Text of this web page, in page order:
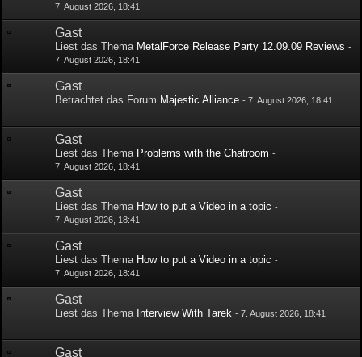
7. August 2026, 18:41
Gast
Liest das Thema MetalForce Release Party 12.09.09 Reviews -
7. August 2026, 18:41
Gast
Betrachtet das Forum Majestic Alliance -7. August 2026, 18:41
Gast
Liest das Thema Problems with the Chatroom -
7. August 2026, 18:41
Gast
Liest das Thema How to put a Video in a topic -
7. August 2026, 18:41
Gast
Liest das Thema How to put a Video in a topic -
7. August 2026, 18:41
Gast
Liest das Thema Interview With Tarek -7. August 2026, 18:41
Gast